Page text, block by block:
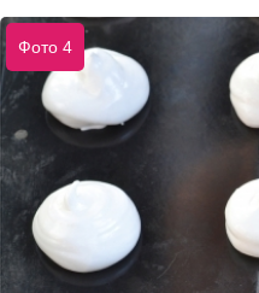
Фото 4